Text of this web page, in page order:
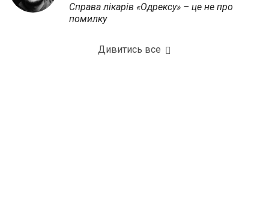
Справа лікарів «Одрексу» – це не про
помилку
Дивитись все